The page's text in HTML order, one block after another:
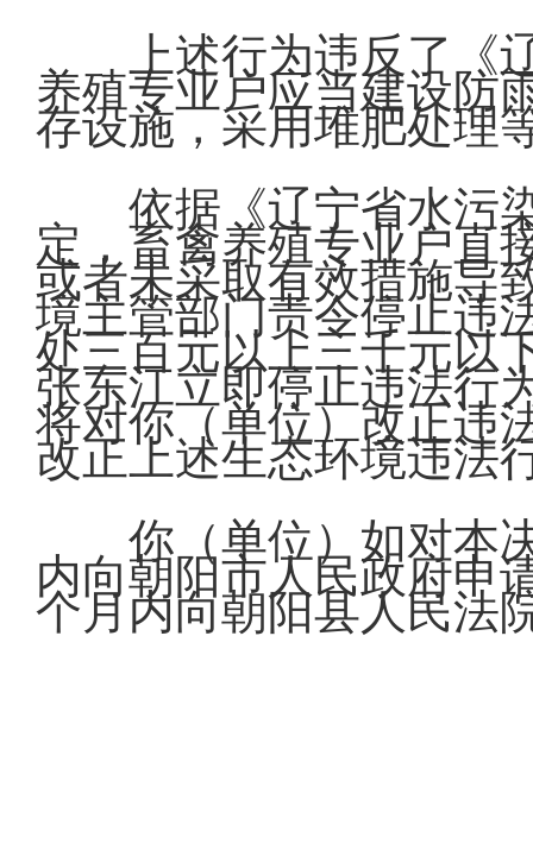
上述行为违反了《
养殖专业户应当建设防
存设施，采用堆肥处理
依据《辽宁省水污
定，畜禽养殖专业户直
或者未采取有效措施导
境主管部门责令停止违
处三百元以上三千元以
张东江立即停止违法行
将对你（单位）改正违
改正上述生态环境违法
你（单位）如对本
内向朝阳市人民政府申
个月内向朝阳县人民法